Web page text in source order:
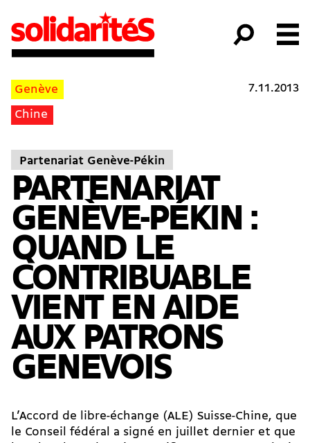
Genève
Chine
7.11.2013
Partenariat Genève-Pékin
PARTENARIAT
GENÈVE-PÉKIN :
QUAND LE
CONTRIBUABLE
VIENT EN AIDE
AUX PATRONS
GENEVOIS
L’Accord de libre-échange (ALE) Suisse-Chine, que
le Conseil fédéral a signé en juillet dernier et que